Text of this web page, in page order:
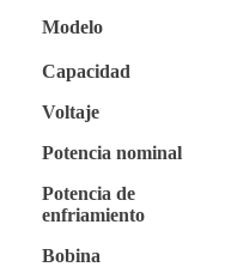
Modelo
Capacidad
Voltaje
Potencia nominal
Potencia de
enfriamiento
Bobina